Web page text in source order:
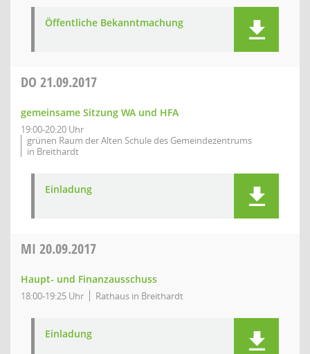
Öffentliche Bekanntmachung
DO 21.09.2017
gemeinsame Sitzung WA und HFA
19:00-20:20 Uhr
grünen Raum der Alten Schule des Gemeindezentrums
in Breithardt
Einladung
MI 20.09.2017
Haupt- und Finanzausschuss
18:00-19:25 Uhr Rathaus in Breithardt
Einladung